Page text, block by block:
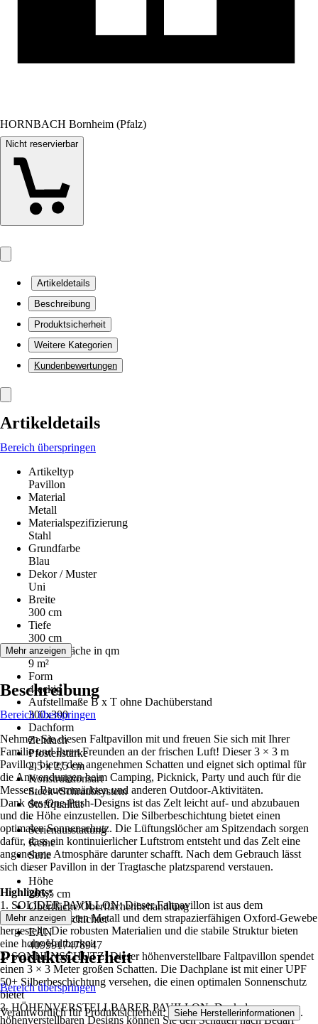
HORNBACH Bornheim (Pfalz)
Nicht reservierbar
Artikeldetails
Beschreibung
Produktsicherheit
Weitere Kategorien
Kundenbewertungen
Artikeldetails
Bereich überspringen
Artikeltyp
Pavillon
Material
Metall
Materialspezifizierung
Stahl
Grundfarbe
Blau
Dekor / Muster
Uni
Breite
300 cm
Tiefe
300 cm
Aufstellfläche in qm
9 m²
Form
4-eckig
Aufstellmaße B x T ohne Dachüberstand
300x300
Dachform
Zeltdach
Pfostenstärke
2,5 x 2,5 cm
Konstruktionsart
Steck-/Schraubsystem
Stoffqualität
-
Serienausstattung
Keine
Serie
-
Höhe
265,5 cm
Oberfläche/Oberflächenbehandlung
Pulverbeschichtet
EAN
4099917478947
Mehr anzeigen
Beschreibung
Bereich überspringen
Nehmen Sie diesen Faltpavillon mit und freuen Sie sich mit Ihrer
Familie und Ihren Freunden an der frischen Luft! Dieser 3 × 3 m
Pavillon bietet den angenehmen Schatten und eignet sich optimal für
die Anwendungen beim Camping, Picknick, Party und auch für die
Messen, Bauernmärkten und anderen Outdoor-Aktivitäten.
Dank des One-Push-Designs ist das Zelt leicht auf- und abzubauen
und die Höhe einzustellen. Die Silberbeschichtung bietet einen
optimalen Sonnenschutz. Die Lüftungslöcher am Spitzendach sorgen
dafür, dass ein kontinuierlicher Luftstrom entsteht und das Zelt eine
angenehme Atmosphäre darunter schafft. Nach dem Gebrauch lässt
sich dieser Pavillon in der Tragtasche platzsparend verstauen.
Highlights:
1. SOLIDER PAVILLON: Dieser Faltpavillon ist aus dem
pulverbeschichteten Metall und dem strapazierfähigen Oxford-Gewebe
hergestellt. Die robusten Materialien und die stabile Struktur bieten
eine hohe Haltbarkeit
2. SONNENSCHUTZ: Dieser höhenverstellbare Faltpavillon spendet
einen 3 × 3 Meter großen Schatten. Die Dachplane ist mit einer UPF
50+ Silberbeschichtung versehen, die einen optimalen Sonnenschutz
bietet
3. HÖHENVERSTELLBARER PAVILLON: Dank des
höhenverstellbaren Designs können Sie den Schatten nach Bedarf
Mehr anzeigen
Produktsicherheit
Bereich überspringen
Verantwortlich für Produktsicherheit: Siehe Herstellerinformationen .